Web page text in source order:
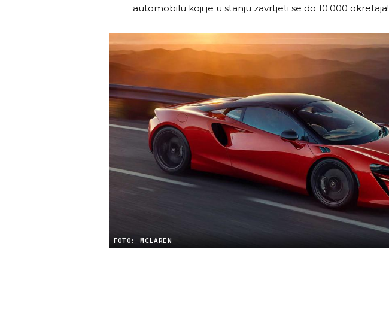
automobilu koji je u stanju zavrtjeti se do 10.000 okretaja!
FOTO: MCLAREN